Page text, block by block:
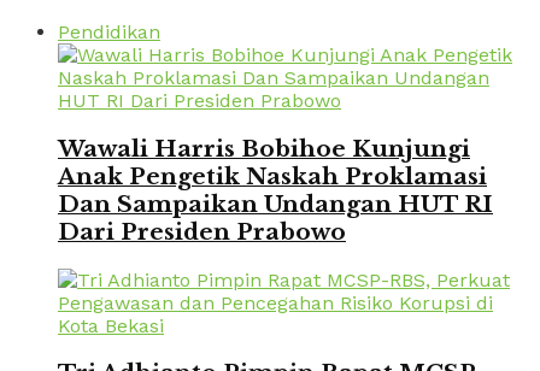
Pendidikan
Wawali Harris Bobihoe Kunjungi
Anak Pengetik Naskah Proklamasi
Dan Sampaikan Undangan HUT RI
Dari Presiden Prabowo